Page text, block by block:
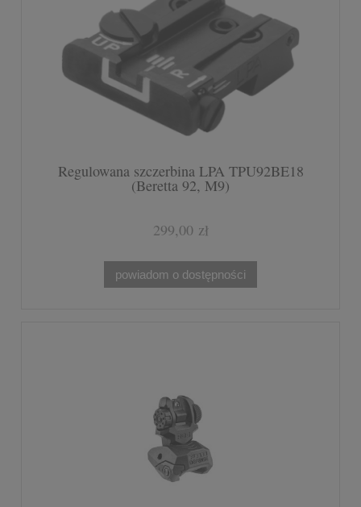
Regulowana szczerbina LPA TPU92BE18
(Beretta 92, M9)
299,00 zł
powiadom o dostępności